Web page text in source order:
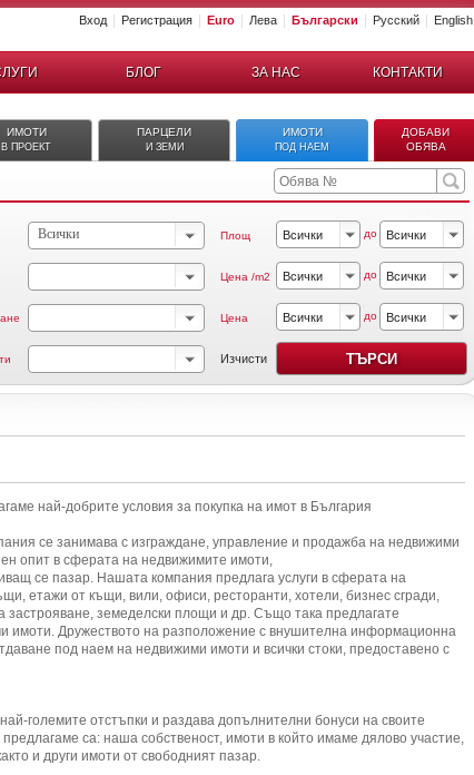
Вход Регистрация Euro Лева Български Русский English
БЛОГ ЗА НАС КОНТАКТИ
ИМОТИ
В ПРОЕКТ
ПАРЦЕЛИ
И ЗЕМИ
ИМОТИ
ПОД НАЕМ
ДОБАВИ
ОБЯВА
Всички Площ до
Цена /m2 до
Цена до
Изчисти
най-добрите условия за покупка на имот в България
се занимава с изграждане, управление и продажба на недвижими
опит в сферата на недвижимите имоти,
се пазар. Нашата компания предлага услуги в сферата на
етажи от къщи, вили, офиси, ресторанти, хотели, бизнес сгради,
земеделски площи и др. Също така предлагате
имоти. Дружеството на разположение с внушителна информационна
под наем на недвижими имоти и всички стоки, предоставено с
големите отстъпки и раздава допълнителни бонуси на своите
са: наша собственост, имоти в който имаме дялово участие,
и други имоти от свободният пазар.